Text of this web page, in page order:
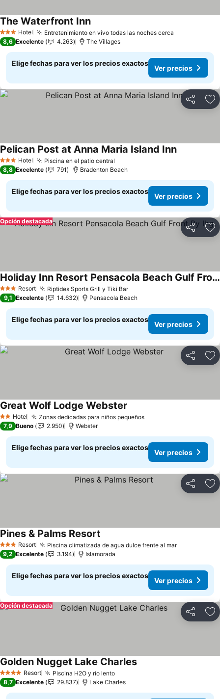
3 Estrellas
Hotel Entretenimiento en vivo todas las noches cerca
The Waterfront Inn
8,6 Excelente 4.263 The Villages
Elige fechas para ver los precios exactos
Ver precios
Compartir
3 Estrellas
Hotel Piscina en el patio central
Pelican Post at Anna Maria Island Inn
8,8 Excelente 791 Bradenton Beach
Elige fechas para ver los precios exactos
Ver precios
Compartir
Opción destacada
3 EstrellasResort Riptides Sports Grill y Tiki Bar
Holiday Inn Resort Pensacola Beach Gulf Front By Ihg
9,1 Excelente 14.632 Pensacola Beach
Elige fechas para ver los precios exactos
Ver precios
Compartir
2 Estrellas
Hotel Zonas dedicadas para niños pequeños
Great Wolf Lodge Webster
7,9 Bueno 2.950 Webster
Elige fechas para ver los precios exactos
Ver precios
Compartir
3 EstrellasResort Piscina climatizada de agua dulce frente al mar
Pines & Palms Resort
9,2 Excelente 3.194 Islamorada
Elige fechas para ver los precios exactos
Ver precios
Compartir
Opción destacada
4 EstrellasResort Piscina H2O y río lento
Golden Nugget Lake Charles
8,7 Excelente 29.837 Lake Charles